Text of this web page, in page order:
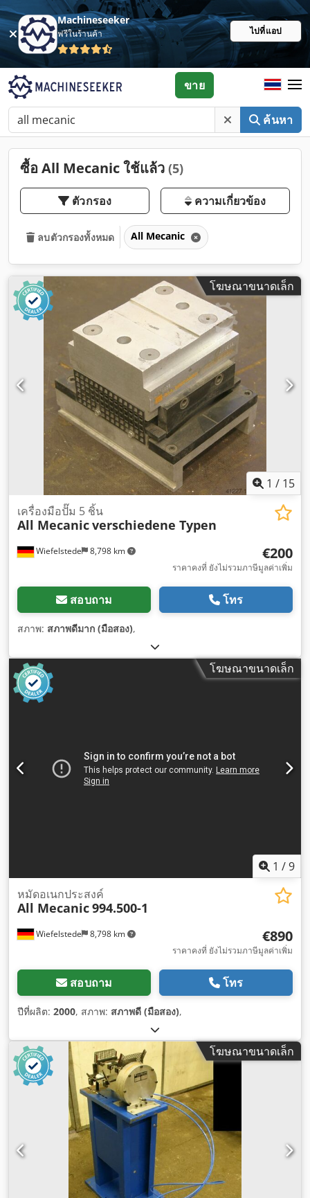
Machineseeker
ฟรีในร้านค้า ไปที่แอป
ค้นหา
ขาย
ซื้อ All Mecanic ใช้แล้ว (5)
ตัวกรอง ความเกี่ยวข้อง
ลบตัวกรองทั้งหมด All Mecanic
โฆษณาขนาดเล็ก
1 / 15
Wiefelstede 8,798 km
เครื่องมือปั๊ม 5 ชิ้น
All Mecanicverschiedene Typen
€200
ราคาคงที่ ยังไม่รวมภาษีมูลค่าเพิ่ม
สอบถาม โทร
สภาพ: สภาพดีมาก (มือสอง),
โฆษณาขนาดเล็ก
1 /9
Wiefelstede 8,798 km
หมัดอเนกประสงค์
All Mecanic994.500-1
€890
ราคาคงที่ ยังไม่รวมภาษีมูลค่าเพิ่ม
สอบถาม โทร
ปีที่ผลิต: 2000, สภาพ: สภาพดี (มือสอง),
โฆษณาขนาดเล็ก